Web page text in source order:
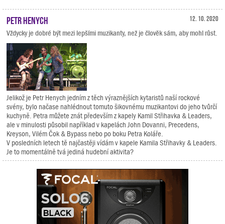
12. 10. 2020
Petr Henych
Vždycky je dobré být mezi lepšími muzikanty, než je člověk sám, aby mohl růst.
Jelikož je Petr Henych jedním z těch výraznějších kytaristů naší rockové
svény, bylo načase nahlédnout tomuto šikovnému muzikantovi do jeho tvůrčí
kuchyně. Petra můžete znát především z kapely Kamil Střihavka & Leaders,
ale v minulosti působil například v kapelách John Dovanni, Precedens,
Kreyson, Vilém Čok & Bypass nebo po boku Petra Koláře.
V posledních letech tě najčastěji vídám v kapele Kamila Střihavky & Leaders.
Je to momentálně tvá jediná hudební aktivita?